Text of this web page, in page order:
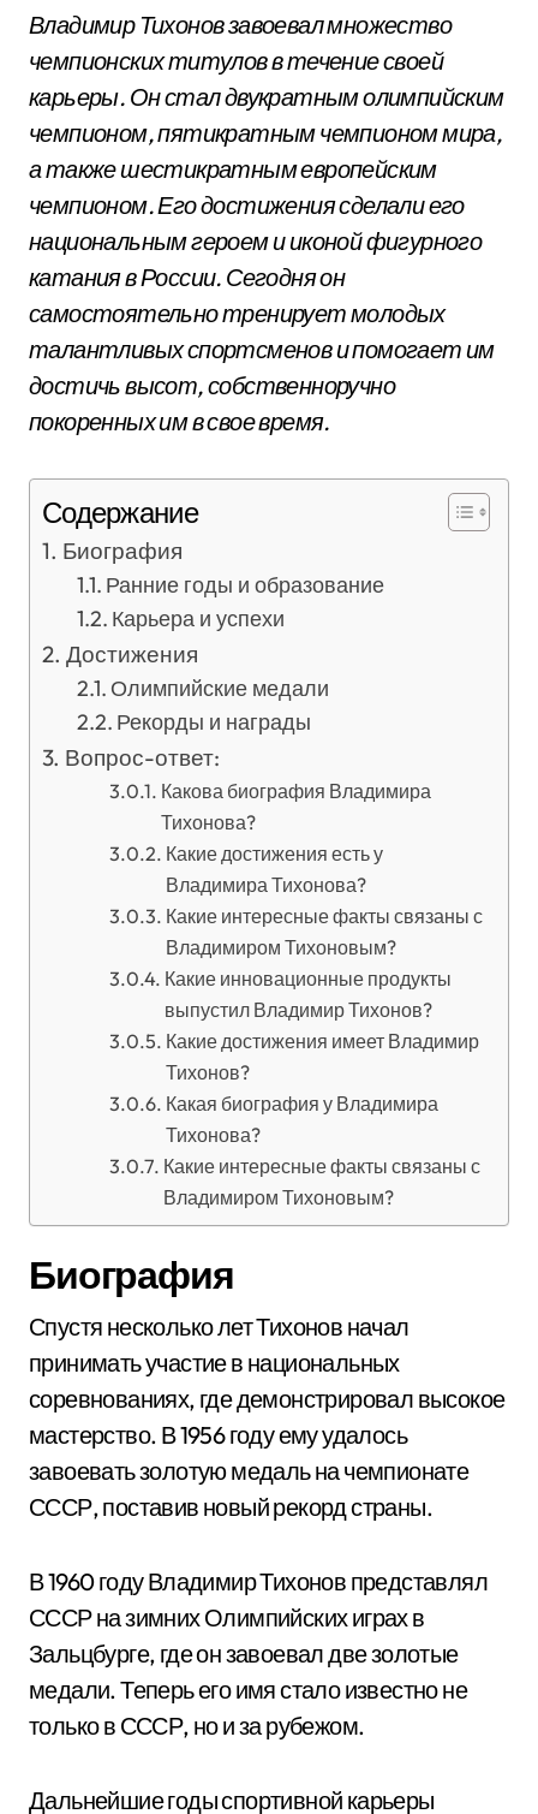
Владимир Тихонов завоевал множество
чемпионских титулов в течение своей
карьеры. Он стал двукратным олимпийским
чемпионом, пятикратным чемпионом мира,
а также шестикратным европейским
чемпионом. Его достижения сделали его
национальным героем и иконой фигурного
катания в России. Сегодня он
самостоятельно тренирует молодых
талантливых спортсменов и помогает им
достичь высот, собственноручно
покоренных им в свое время.
Содержание
Биография
Ранние годы и образование
Карьера и успехи
Достижения
Олимпийские медали
Рекорды и награды
Вопрос-ответ:
Какова биография Владимира
Тихонова?
Какие достижения есть у
Владимира Тихонова?
Какие интересные факты связаны с
Владимиром Тихоновым?
Какие инновационные продукты
выпустил Владимир Тихонов?
Какие достижения имеет Владимир
Тихонов?
Какая биография у Владимира
Тихонова?
Какие интересные факты связаны с
Владимиром Тихоновым?
Биография
Спустя несколько лет Тихонов начал
принимать участие в национальных
соревнованиях, где демонстрировал высокое
мастерство. В 1956 году ему удалось
завоевать золотую медаль на чемпионате
СССР, поставив новый рекорд страны.
В 1960 году Владимир Тихонов представлял
СССР на зимних Олимпийских играх в
Зальцбурге, где он завоевал две золотые
медали. Теперь его имя стало известно не
только в СССР, но и за рубежом.
Дальнейшие годы спортивной карьеры